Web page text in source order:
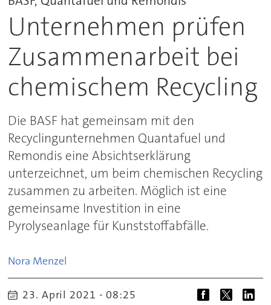
Unternehmen prüfen
Zusammenarbeit bei
chemischem Recycling
Die BASF hat gemeinsam mit den
Recyclingunternehmen Quantafuel und
Remondis eine Absichtserklärung
unterzeichnet, um beim chemischen Recycling
zusammen zu arbeiten. Möglich ist eine
gemeinsame Investition in eine
Pyrolyseanlage für Kunststoffabfälle.
Nora Menzel
23. April 2021 - 08:25